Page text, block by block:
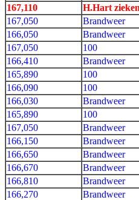
167,110
H.Hart
167,050
Brandweer
166,050
Brandweer
167,050
100
166,410
Brandweer
165,890
100
166,090
100
166,030
Brandweer
165,890
100
167,050
Brandweer
166,150
Brandweer
166,650
Brandweer
166,670
Brandweer
166,810
Brandweer
166,270
Brandweer